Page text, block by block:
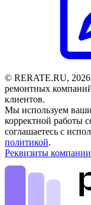
© RERATE.RU,
ремонтных
клиентов.
Мы используем
корректной работы
соглашаетесь с
политикой.
Реквизиты компании